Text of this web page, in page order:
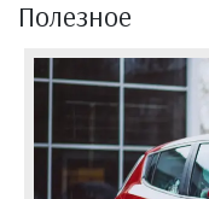
Полезное